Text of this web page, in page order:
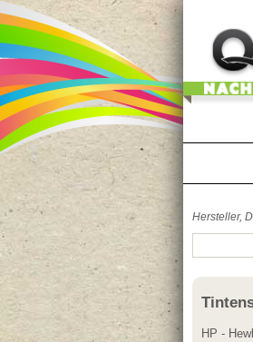
Hersteller,
HP -